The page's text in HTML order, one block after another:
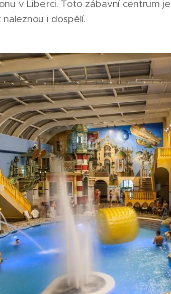
v Liberci. Toto zábavní centrum
i dospělí.